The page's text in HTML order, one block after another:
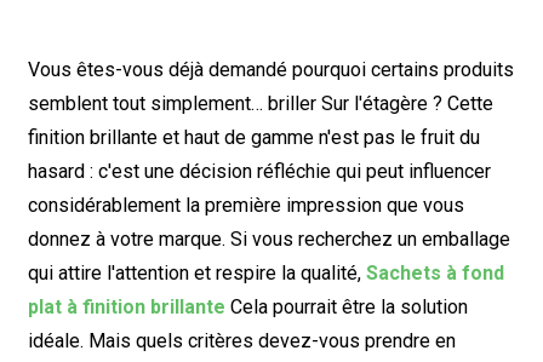
Vous êtes-vous déjà demandé pourquoi certains produits
semblent tout simplement… brillerSur l'étagère ? Cette
finition brillante et haut de gamme n'est pas le fruit du
hasard : c'est une décision réfléchie qui peut influencer
considérablement la première impression que vous
donnez à votre marque. Si vous recherchez un emballage
qui attire l'attention et respire la qualité, Sachets à fond
plat à finition brillante Cela pourrait être la solution
idéale. Mais quels critères devez-vous prendre en